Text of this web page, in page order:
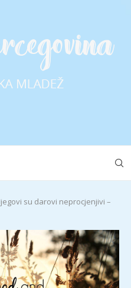
su darovi neprocjenjivi –